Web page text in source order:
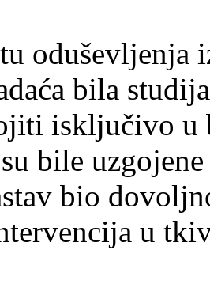
oduševljenja
bila
isključivo u
bile
bio
u